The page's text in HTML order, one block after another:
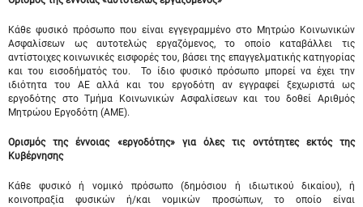
Κάθε φυσικό πρόσωπο που είναι εγγεγραμμένο στο Μητρώο Κοινωνικών
Ασφαλίσεων ως αυτοτελώς εργαζόμενος, το οποίο καταβάλλει τις
αντίστοιχες κοινωνικές εισφορές του, βάσει της επαγγελματικής κατηγορίας
και του εισοδήματός του. Το ίδιο φυσικό πρόσωπο μπορεί να έχει την
ιδιότητα του ΑΕ αλλά και του εργοδότη αν εγγραφεί ξεχωριστά ως
εργοδότης στο Τμήμα Κοινωνικών Ασφαλίσεων και του δοθεί Αριθμός
Μητρώου Εργοδότη (ΑΜΕ).
Ορισμός της έννοιας «εργοδότης» για όλες τις οντότητες εκτός της
Κυβέρνησης
Κάθε φυσικό ή νομικό πρόσωπο (δημόσιου ή ιδιωτικού δικαίου), ή
κοινοπραξία φυσικών ή/και νομικών προσώπων, το οποίο είναι